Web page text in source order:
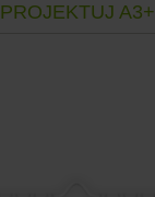
PROJEKTUJ A3+